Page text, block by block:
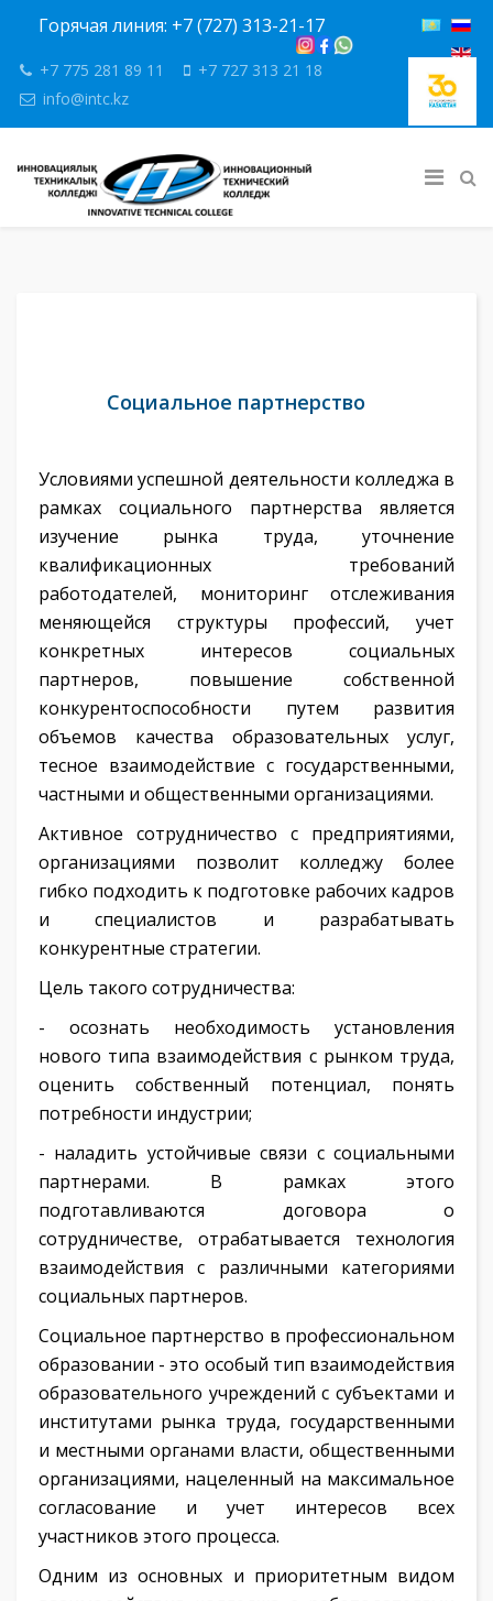
Горячая линия: +7 (727) 313-21-17
+7 775 281 89 11
+7 727 313 21 18
info@intc.kz
Социальное партнерство
Условиями успешной деятельности колледжа в
рамках социального партнерства является
изучение рынка труда, уточнение
квалификационных требований
работодателей, мониторинг отслеживания
меняющейся структуры профессий, учет
конкретных интересов социальных
партнеров, повышение собственной
конкурентоспособности путем развития
объемов качества образовательных услуг,
тесное взаимодействие с государственными,
частными и общественными организациями.
Активное сотрудничество с предприятиями,
организациями позволит колледжу более
гибко подходить к подготовке рабочих кадров
и специалистов и разрабатывать
конкурентные стратегии.
Цель такого сотрудничества:
- осознать необходимость установления
нового типа взаимодействия с рынком труда,
оценить собственный потенциал, понять
потребности индустрии;
- наладить устойчивые связи с социальными
партнерами. В рамках этого
подготавливаются договора о
сотрудничестве, отрабатывается технология
взаимодействия с различными категориями
социальных партнеров.
Социальное партнерство в профессиональном
образовании - это особый тип взаимодействия
образовательного учреждений с субъектами и
институтами рынка труда, государственными
и местными органами власти, общественными
организациями, нацеленный на максимальное
согласование и учет интересов всех
участников этого процесса.
Одним из основных и приоритетным видом